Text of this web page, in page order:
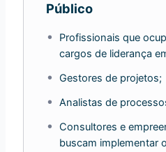
Público
Profissionais que
cargos de liderança
Gestores de projetos;
Analistas de
Consultores e
buscam implementar